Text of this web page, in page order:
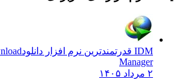
IDM قدرتمندترین نرم افزار دانلود
Manager
۲ مرداد ۱۴۰۵